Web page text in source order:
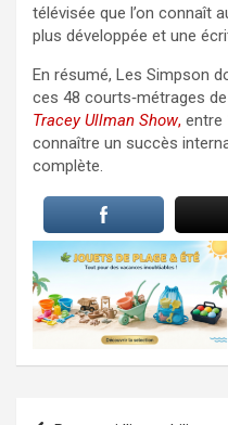
télévisée que l’on connaît
plus développée et une
En résumé, Les Simpson
ces 48 courts‑métrages
Tracey Ullman Show, entre
connaître un succès
complète.
Navigation